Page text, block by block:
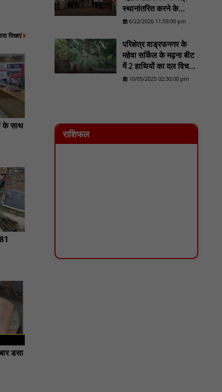
दिखाएं
के साथ
डसा
स्थानांतरित करने के
प्रयास का होगा व्यापक
81
6/22/2026 11:59:00 pm
परिक्षेत्र वाड्रफनगर के
महेवा सर्किल के मढ़ना बीट
में 2 हाथियों का दल विचरण
करने का लोकेशन वन
10/05/2025 02:30:00 pm
राशिफल